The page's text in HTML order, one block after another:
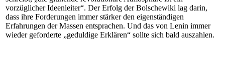
vorzüglicher Ideenleiter“. Der Erfolg der Bolschewiki lag darin,
dass ihre Forderungen immer stärker den eigenständigen
Erfahrungen der Massen entsprachen. Und das von Lenin immer
wieder geforderte „geduldige Erklären“ sollte sich bald auszahlen.